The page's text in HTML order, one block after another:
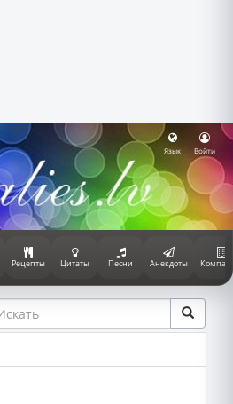
Язык Войти
Рецепты Цитаты Песни Анекдоты